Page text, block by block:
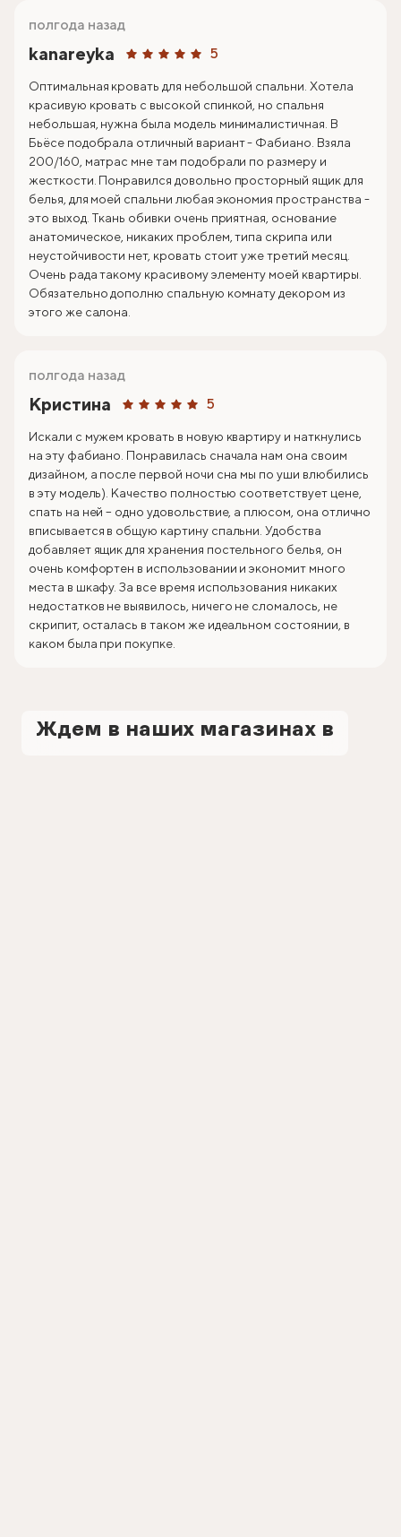
kanareyka 5
полгода назад
Оптимальная кровать для небольшой спальни. Хотела
красивую кровать с высокой спинкой, но спальня
небольшая, нужна была модель минималистичная. В
Бьёсе подобрала отличный вариант - Фабиано. Взяла
200/160, матрас мне там подобрали по размеру и
жесткости. Понравился довольно просторный ящик для
белья, для моей спальни любая экономия пространства -
это выход. Ткань обивки очень приятная, основание
анатомическое, никаких проблем, типа скрипа или
неустойчивости нет, кровать стоит уже третий месяц.
Очень рада такому красивому элементу моей квартиры.
Обязательно дополню спальную комнату декором из
этого же салона.
Кристина 5
полгода назад
Искали с мужем кровать в новую квартиру и наткнулись
на эту фабиано. Понравилась сначала нам она своим
дизайном, а после первой ночи сна мы по уши влюбились
в эту модель). Качество полностью соответствует цене,
спать на ней – одно удовольствие, а плюсом, она отлично
вписывается в общую картину спальни. Удобства
добавляет ящик для хранения постельного белья, он
очень комфортен в использовании и экономит много
места в шкафу. За все время использования никаких
недостатков не выявилось, ничего не сломалось, не
скрипит, осталась в таком же идеальном состоянии, в
каком была при покупке.
Ждем в наших магазинах в